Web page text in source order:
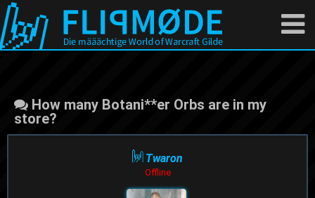
How many Botani**er Orbs are in my
store?
Twaron
Offline